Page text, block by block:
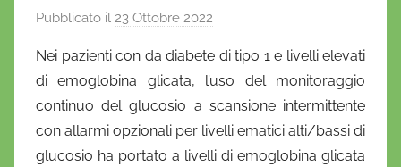
Pubblicato il 23 Ottobre 2022
D
a
n
i
e
Nei pazienti con da diabete di tipo 1 e livelli elevati
di emoglobina glicata, l’uso del monitoraggio
continuo del glucosio a scansione intermittente
con allarmi opzionali per livelli ematici alti/bassi di
glucosio ha portato a livelli di emoglobina glicata